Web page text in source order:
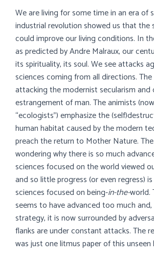
We are living for some time in an era of
industrial revolution showed us that the
could improve our living conditions. In
as predicted by Andre Malraux, our
its spirituality, its soul. We see attacks
sciences coming from all directions.
attacking the modernist secularism and
estrangement of man. The animists
“ecologists”) emphasize the
human habitat caused by the modern
preach the return to Mother Nature.
wondering why there is so much
sciences focused on the world viewed
and so little progress (or even regress)
sciences focused on being-in-the-world.
seems to have advanced too much
strategy, it is now surrounded by
flanks are under constant attacks. The
was just one litmus paper of this